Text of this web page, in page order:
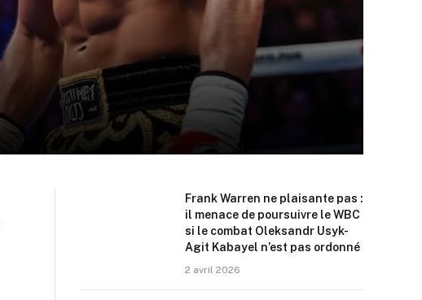
Frank Warren ne plaisante pas :
il menace de poursuivre le WBC
si le combat Oleksandr Usyk-
Agit Kabayel n’est pas ordonné
2 avril 2026